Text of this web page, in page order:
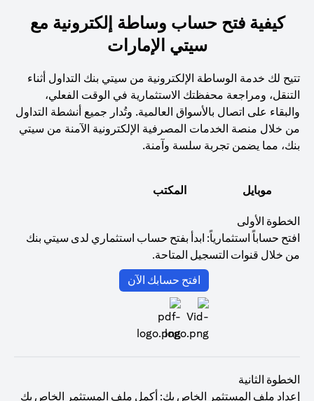
كيفية فتح حساب وساطة إلكترونية مع
سيتي الإمارات
تتيح لك خدمة الوساطة الإلكترونية من سيتي بنك التداول أثناء
التنقل، ومراجعة محفظتك الاستثمارية في الوقت الفعلي،
والبقاء على اتصال بالأسواق العالمية. وتُدار جميع أنشطة التداول
من خلال منصة الخدمات المصرفية الإلكترونية الآمنة من سيتي
بنك، مما يضمن تجربة سلسة وآمنة.
موبايل المكتب
الخطوة الأولى
افتح حساباً استثمارياً: ابدأ بفتح حساب استثماري لدى سيتي بنك
من خلال قنوات التسجيل المتاحة.
افتح حسابك الآن
الخطوة الثانية
إعداد ملف المستثمر الخاص بك: أكمل ملف المستثمر الخاص بك